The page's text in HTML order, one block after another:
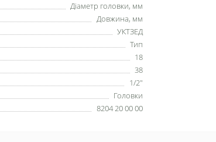
Діаметр головки, мм
Довжина, мм
УКТЗЕД
Тип
18
38
1/2"
Головки
8204 20 00 00